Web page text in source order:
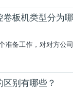
板机类型分为
准备工作，对对方公
别有哪些？